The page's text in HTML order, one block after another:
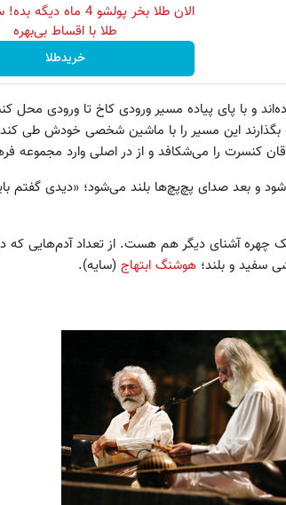
الان طلا بخر پولشو 4 ماه
طلا با اقساط بی‌بهره
خریدطلا
و با پای پیاده مسیر ورودی کاخ تا ورودی محل
این مسیر را با ماشین شخصی خودش طی کند.
کنسرت را می‌شکافد و از در اصلی وارد مجموعه
و بعد صدای پچ‌پچ‌ها بلند می‌شود؛ «دیدی گفتم
آشنای دیگر هم هست. از تعداد آدم‌هایی که
سفید و بلند؛ هوشنگ ابتهاج (سایه).
رزرورایگان نوبت